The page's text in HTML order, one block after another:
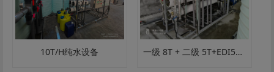
10T/H纯水设备 一级 8T + 二级 5T+EDI5T 超纯水设备｜电子 / 半导体 / 超纯水定制